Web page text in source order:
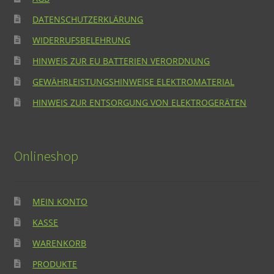
DATENSCHUTZERKLÄRUNG
WIDERRUFSBELEHRUNG
HINWEIS ZUR EU BATTERIEN VERORDNUNG
GEWÄHRLEISTUNGSHINWEISE ELEKTROMATERIAL
HINWEIS ZUR ENTSORGUNG VON ELEKTROGERÄTEN
Onlineshop
MEIN KONTO
KASSE
WARENKORB
PRODUKTE